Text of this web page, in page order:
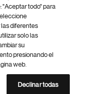
Accesibilidad
del sitio
"Aceptar todo" para
las diferentes
solo las
su
presionando el
web.
Declinar todas